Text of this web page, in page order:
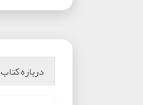
درباره کتاب